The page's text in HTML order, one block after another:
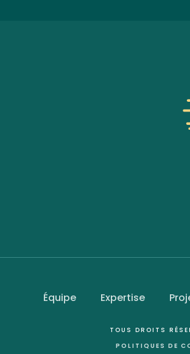
Équipe Expertise
TOUS DROITS
POLITIQUES DE